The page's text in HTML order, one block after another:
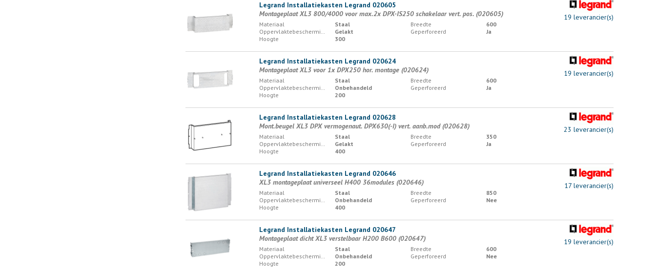
Legrand Installatiekasten Legrand 020605
Montageplaat XL3 800/4000 voor max.2x DPX-IS250 schakelaar vert. pos. (020605)
Materiaal Staal Breedte
600
Oppervlaktebescherming
Gelakt Geperforeerd
Ja
Hoogte
300
19 leverancier(s)
Legrand Installatiekasten Legrand 020624
Montageplaat XL3 voor 1x DPX250 hor. montage (020624)
Materiaal Staal Breedte
600
Oppervlaktebescherming
Onbehandeld Geperforeerd
Ja
Hoogte
200
19 leverancier(s)
Legrand Installatiekasten Legrand 020628
Mont.beugel XL3 DPX vermogenaut. DPX630(-I) vert. aanb.mod (020628)
Materiaal Staal Breedte
350
Oppervlaktebescherming
Gelakt Geperforeerd
Ja
Hoogte
400
23 leverancier(s)
Legrand Installatiekasten Legrand 020646
XL3 montageplaat universeel H400 36modules (020646)
Materiaal Staal Breedte
850
Oppervlaktebescherming
Onbehandeld Geperforeerd
Nee
Hoogte
400
17 leverancier(s)
Legrand Installatiekasten Legrand 020647
Montageplaat dicht XL3 verstelbaar H200 B600 (020647)
Materiaal Staal Breedte
600
Oppervlaktebescherming
Onbehandeld Geperforeerd
Nee
Hoogte
200
19 leverancier(s)